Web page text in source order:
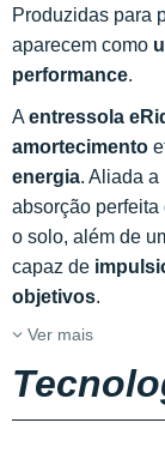
Produzidas para
aparecem como
performance.
A entressola
amortecimento
energia. Aliada a
absorção perfeita
o solo, além de
capaz de
objetivos.
Ver mais